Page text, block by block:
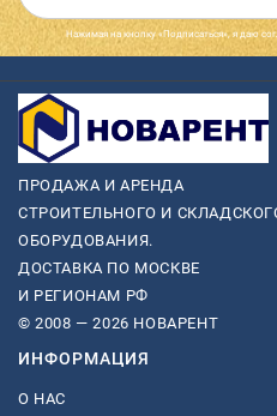
Нажимая на кнопку «Подписаться», я даю
ПРОДАЖА И АРЕНДА
СТРОИТЕЛЬНОГО И
ОБОРУДОВАНИЯ.
ДОСТАВКА ПО МОСКВЕ
И РЕГИОНАМ РФ
© 2008 — 2026 НОВАРЕНТ
ИНФОРМАЦИЯ
О НАС